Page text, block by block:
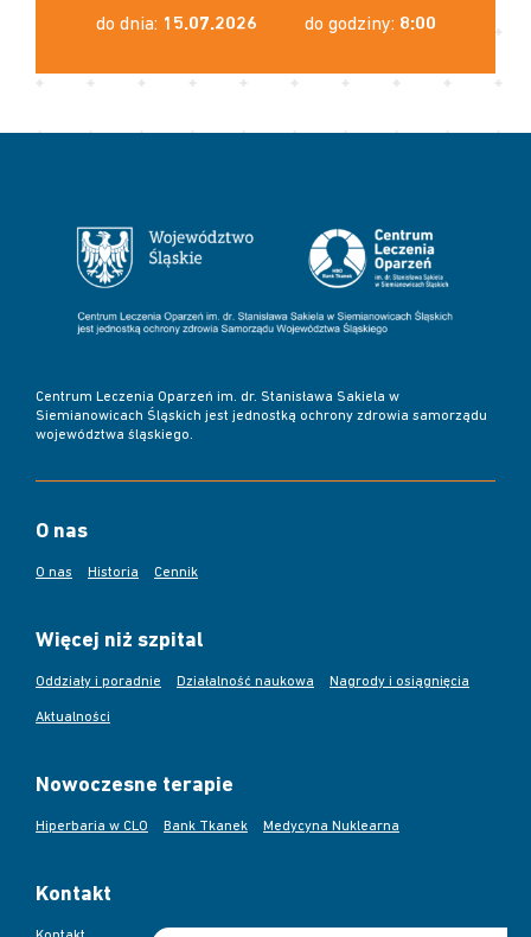
do dnia: 15.07.2026 do godziny: 8:00
Centrum Leczenia Oparzeń im. dr. Stanisława Sakiela w
Siemianowicach Śląskich jest jednostką ochrony zdrowia samorządu
województwa śląskiego.
O nas
O nas Historia Cennik
Więcej niż szpital
Oddziały i poradnie Działalność naukowa Nagrody i osiągnięcia
Aktualności
Nowoczesne terapie
Hiperbaria w CLO Bank Tkanek Medycyna Nuklearna
Kontakt